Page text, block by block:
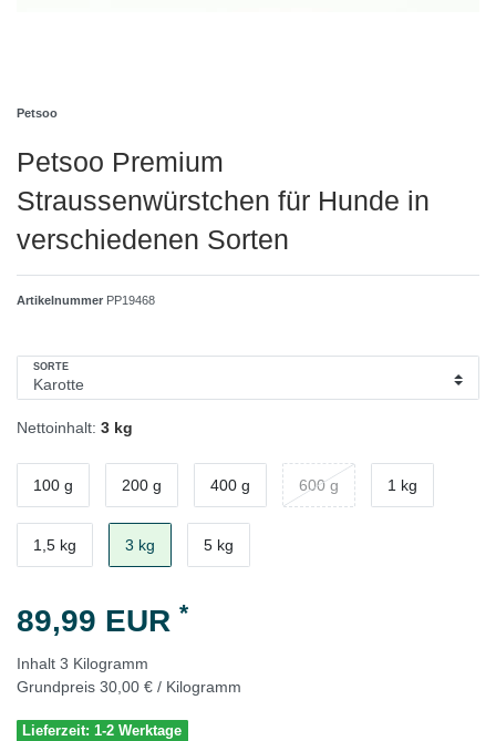
Petsoo
Petsoo Premium
Straussenwürstchen für Hunde in
verschiedenen Sorten
Artikelnummer PP19468
SORTE
Nettoinhalt: 3 kg
100 g 200 g 400 g 600 g 1 kg
1,5 kg 3 kg 5 kg
89,99 EUR *
Inhalt 3 Kilogramm
Grundpreis 30,00 € / Kilogramm
Lieferzeit: 1-2 Werktage